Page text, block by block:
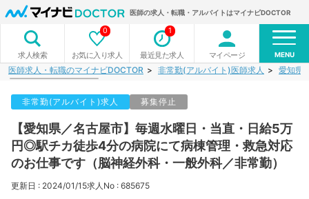
医師の求人・転職・アルバイトはマイナビDOCTOR
求人検索 お気に入り求人
0
最近見た求人
1
マイページ MENU
医師求人・転職のマイナビDOCTOR 非常勤(アルバイト)医師求人 愛知県
非常勤(アルバイト)求人 募集停止
【愛知県／名古屋市】毎週水曜日・当直・日給5万
円◎駅チカ徒歩4分の病院にて病棟管理・救急対応
のお仕事です（脳神経外科・一般外科／非常勤）
更新日 : 2024/01/15求人No : 685675